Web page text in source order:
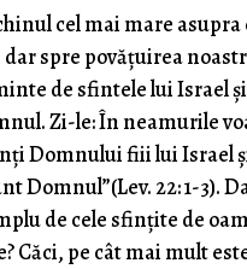
cel mai mare asupra
spre povăţuirea
de sfintele lui Israel
Zi-le: În neamurile
Domnului fiii lui Israel
Domnul”(Lev. 22: 1-3).
de cele sfinţite de
Căci, pe cât mai mult